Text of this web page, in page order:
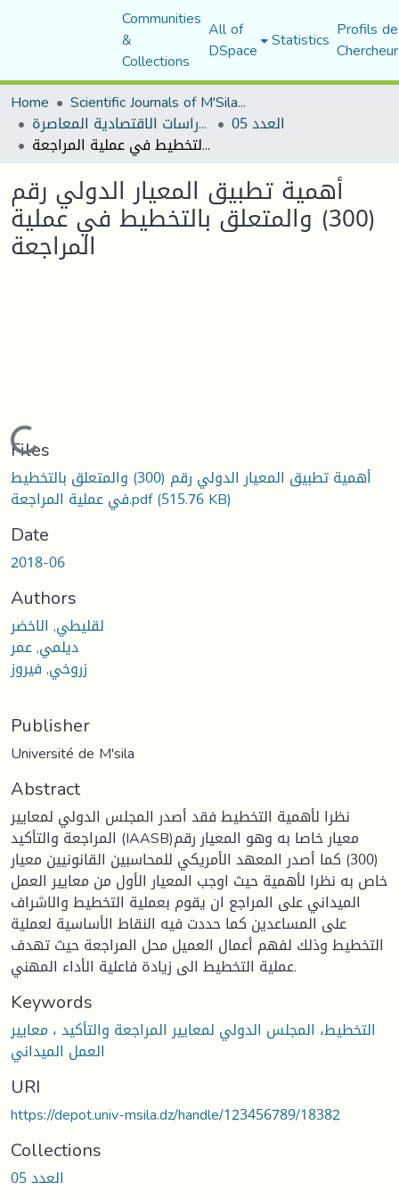
Communities
&
Collections
All of
DSpace Statistics Profils
Home
Scientific Journals of M'Sila University
مجلة الدراسات الاقتصادية المعاصرة العدد 05
أهمية تطبيق المعيار الدولي رقم (300) والمتعلق بالتخطيط في عملية المراجعة
أهمية تطبيق المعيار الدولي رقم
(300) والمتعلق بالتخطيط في عملية
المراجعة
Loading...
Files
أهمية تطبيق المعيار الدولي رقم (300) والمتعلق بالتخطيط
في عملية المراجعة.pdf(515.76 KB)
Date
2018-06
Authors
لقليطي, الاخضر
ديلمي, عمر
زروخي, فيروز
Publisher
Université de M'sila
Abstract
نظرا لأهمية التخطيط فقد أصدر المجلس الدولي لمعايير
المراجعة والتأكيد (IAASB)معيار خاصا به وهو المعيار رقم
(300) كما أصدر المعهد الأمريكي للمحاسبين القانونيين معيار
خاص به نظرا لأهمية حيث اوجب المعيار الأول من معايير العمل
الميداني على المراجع ان يقوم بعملية التخطيط والاشراف
على المساعدين كما حددت فيه النقاط الأساسية لعملية
التخطيط وذلك لفهم أعمال العميل محل المراجعة حيث تهدف
عملية التخطيط الى زيادة فاعلية الأداء المهني.
Keywords
التخطيط، المجلس الدولي لمعايير المراجعة والتأكيد ، معايير
العمل الميداني
URI
https://depot.univ-msila.dz/handle/123456789/18382
Collections
العدد 05